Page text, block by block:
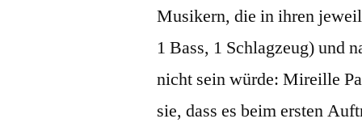
Musikern, die in ihren
1 Bass, 1 Schlagzeug) und
nicht sein würde: Mireille
sie, dass es beim ersten